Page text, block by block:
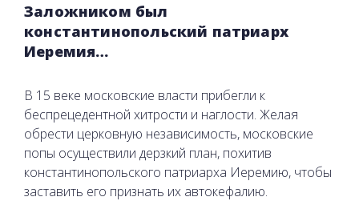
Заложником был
константинопольский патриарх
Иеремия…
В 15 веке московские власти прибегли к
беспрецедентной хитрости и наглости. Желая
обрести церковную независимость, московские
попы осуществили дерзкий план, похитив
константинопольского патриарха Иеремию, чтобы
заставить его признать их автокефалию.